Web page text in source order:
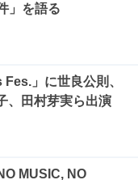
」を語る
」に世良公則、
、田村芽実ら出演
MUSIC, NO